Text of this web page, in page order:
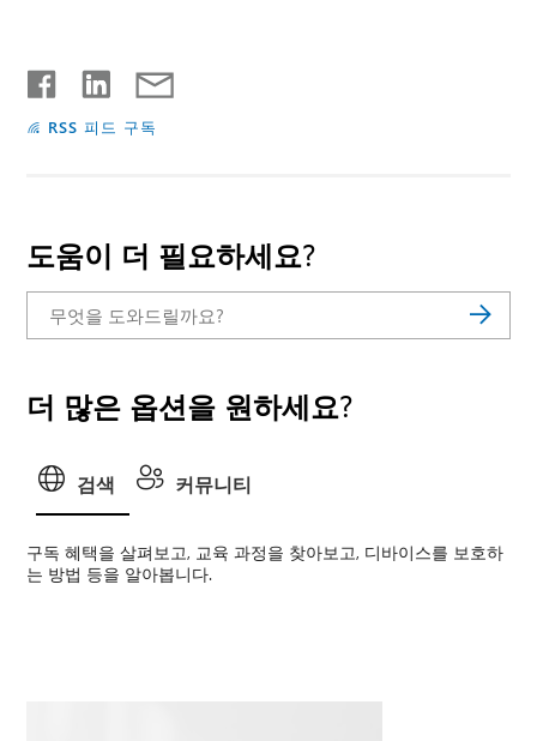
RSS 피드 구독
도움이 더 필요하세요?
더 많은 옵션을 원하세요?
검색 커뮤니티
구독 혜택을 살펴보고, 교육 과정을 찾아보고, 디바이스를 보호하
는 방법 등을 알아봅니다.